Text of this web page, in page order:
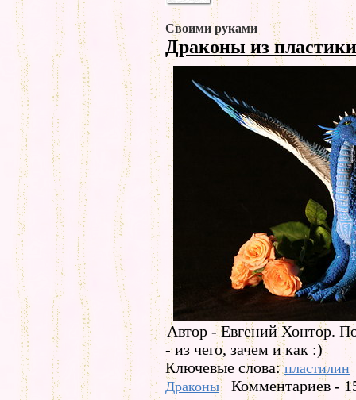
Своими руками
Драконы из
Автор - Евгений Хонтор.
- из чего, зачем и как :)
Ключевые слова:пластилин
Драконы
Комментариев -